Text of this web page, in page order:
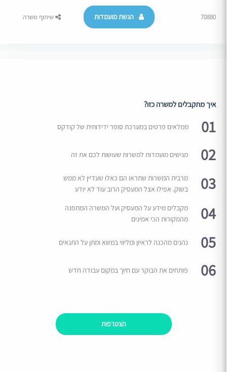
70880 הגשת מועמדות שיתוף משרה
איך מתקבלים למשרה כזו?
01 ממלאים פרטים במערכת סופר ידידותית של קודקס
02 מגישים מועמדות למשרות שעושות לכם את זה
03
מרבית המשרות שתראו הם כאלו שעדיין לא ממש
בשוק. אפילו אצל המעסיק הרוב עוד לא יודע
04
מקבלים מידע על המעסיק ועל המשרה המתפנה
מהמקורות הכי אמינים
05 נהנים מהכנה לראיון ומליווי במשא ומתן על התנאים
06 פותחים את הבוקר עם חיוך במקום עבודה חדש
הצטרפות